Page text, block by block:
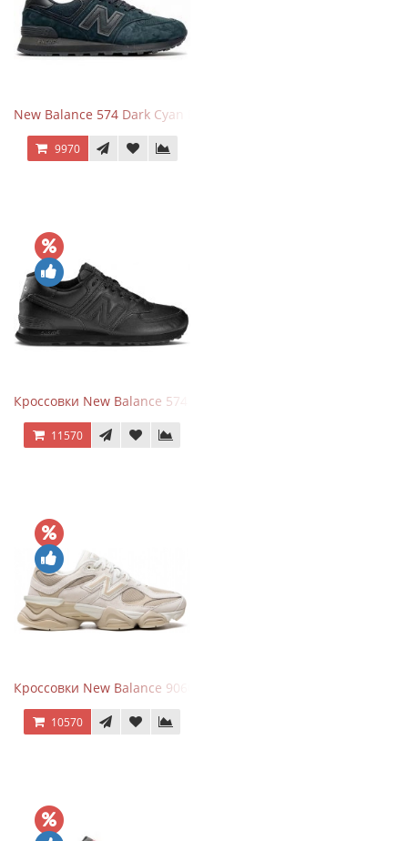
New Balance 574 Dark Cyan Black Suede
9970
Кроссовки New Balance 574 Triple Black Leather
11570
Кроссовки New Balance 9060 Beige White
10570